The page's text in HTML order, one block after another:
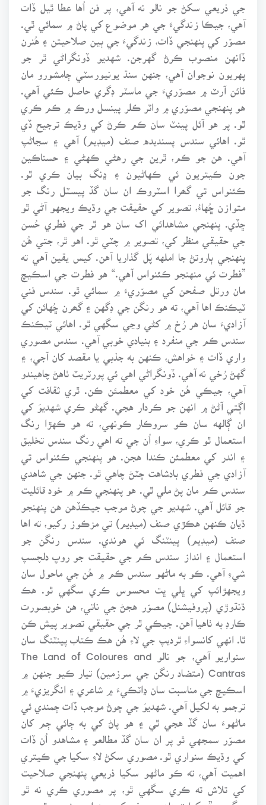
جي ذريعي سکڻ جو نالو نه آهي، پر فن اُها عطا ٿيل ڏات
آهي، جيڪا زندگيءَ جي هر موضوع کي پاڻ ۾ سمائي ٿي.
مصوّر کي پنهنجي ڏات، زندگيءَ جي ٻين صلاحيتن ۽ هُنرن
ڏانهن منصوب ڪرڻ گهرجن. شهديو ڏونگراڻي ٿر جو
پهريون نوجوان آهي، جنهن سنڌ يونيورسٽي ڄامشورو مان
فائن آرٽ ۾ مصوّريءَ جي ماسٽر ڊگري حاصل ڪئي آهي.
هو پنهنجي مصوّري ۾ واٽر ڪلر پينسل ورڪ ۾ ڪم ڪري
ٿو. پر هو آئل پينٽ سان ڪم ڪرڻ کي وڌيڪ ترجيح ڏي
ٿو. اهائي سندس پسنديده صنف (ميڊيم) آهي ۽ سڃاڻپ
آهي. هن جو ڪم، ٿرين جي رهڻي ڪهڻي ۽ حسناڪين
جون ڪيتريون ئي ڪهاڻيون ۽ ڍنگ بيان ڪري ٿو.
ڪئنواس تي گھرا اسٽروڪ ان سان گڏ پيسٽل رنگ جو
متوازن ڇُهاءُ، تصوير کي حقيقت جي وڌيڪ ويجهو آڻي ٿو
ڇڏي. پنهنجي مشاهدائي اک سان هو ٿر جي فطري حُسن
جي حقيقي منظر کي، تصوير ۾ چٽي ٿو. اهو ٿر، جتي هُن
پنهنجي ٻاروتڻ جا املهه پَل گذاريا آهن. کيس يقين آهي ته
”فطرت ئي منهنجو ڪئنواس آهي.“ هو فطرت جي اسڪيچ
مان ورتل صفحن کي مصوّريءَ ۾ سمائي ٿو. سندس فني
ٽيڪنڪ اها آهي، ته هو رنگن جي ڊگهن ۽ گھرن ڇُهائن کي
آزاديءَ سان هر رُخ ۾ کڻي وڃي سگهي ٿو. اهائي ٽيڪنڪ
سندس ڪم جي منفرد ۽ بنيادي خوبي آهي. سندس مصوري
واري ڏات ۽ خواهش، ڪنهن به جذبي يا مقصد کان آجي، ۽
گهڻ رُخي نه آهي. ڏونگراڻي اهي ئي پورٽريٽ ٺاهڻ چاهيندو
آهي، جيڪي هُن خود کي معطمئن ڪن. ٿري ثقافت کي
اڳتي آڻڻ ۾ انهن جو ڪردار هجي. گهڻو ڪري شهديوَ کي
ان ڳالهه سان ڪو سروڪار ڪونهي، ته هو ڪهڙا رنگ
استعمال ٿو ڪري، سواءِ اُن جي ته اهي رنگ سندس تخليق
۽ اندر کي معطمئن ڪندا هجن. هو پنهنجي ڪئنواس تي
آزادي جي فطري بادشاهت چٽڻ چاهي ٿو. جنهن جي شاهدي
سندس ڪم مان پڻ ملي ٿي. هو پنهنجي ڪم ۾ خود قائليت
جو قائل آهي. شهديو جي چوڻ موجب جيڪڏهن هن پنهنجو
ڌيان ڪنهن هڪڙي صنف (ميڊيم) تي مزڪوز رکيو، ته اها
صنف (ميڊيم) پينٽنگ ئي هوندي. سندس رنگن جو
استعمال ۽ انداز سندس ڪم جي حقيقت جو روپ دلچسپ
شيءِ آهي. ڪو به ماڻهو سندس ڪم ۾ هُن جي ماحول سان
ويجهڙائپ کي ڀلي ڀت محسوس ڪري سگهي ٿو. هڪ
ڌنڌوڙي (پروفيشنل) مصوّر هجڻ جي ناتي، هن خوبصورت
ڪارڊ به ٺاهيا آهن. جيڪي ٿر جي حقيقي تصوير پيش ڪن
ٿا. انهي کانسواءِ ٿرديپ جي لاءِ هُن هڪ ڪتاب پينٽنگ سان
سنواريو آهي، جو نالو The Land of Coloures and
Cantras (متضاد رنگن جي سرزمين) تيار ڪيو جنهن ۾
اسڪيچ جي مناسبت سان ڍاٽڪيءَ ۾ شاعري ۽ انگريزيءَ ۾
ترجمو به لکيل آهي. شهديوَ جي چوڻ موجب ڏات ڄمندي ئي
ماڻهوءَ سان گڏ هجي ٿي ۽ هو پاڻ کي به ڄائي ڄم کان
مصوّر سمجهي ٿو پر ان سان گڏ مطالعو ۽ مشاهدو اُن ڏات
کي وڌيڪ سنواري ٿو. مصوري سکڻ لاءِ سکيا جي ڪيتري
اهميت آهي، ته ڪو ماڻهو سکيا ذريعي پنهنجي صلاحيت
کي تلاش ته ڪري سگهي ٿو، پر مصوري ڪري نه ٿو
سگهي. ”سکيا توهان جي فن کي سنواري ضرور ٿي، پر